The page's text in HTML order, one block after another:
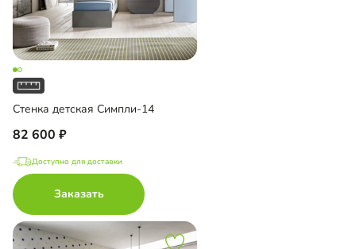
Стенка детская Симпли-14
82 600
Доступно для доставки
Заказать